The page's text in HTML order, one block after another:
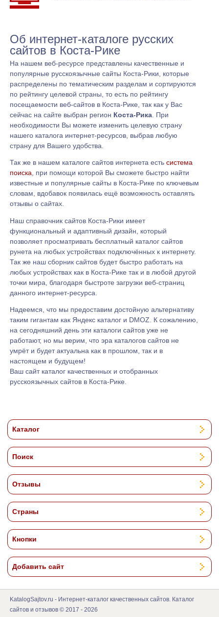
Об интернет-каталоге русских
сайтов в Коста-Рике
На нашем веб-ресурсе представлены качественные и
популярные русскоязычные сайты Коста-Рики, которые
распределены по тематическим разделам и сортируются
по рейтингу целевой страны, то есть по рейтингу
посещаемости веб-сайтов в Коста-Рике, так как у Вас
сейчас на сайте выбран регион Коста-Рика . При
необходимости Вы можете изменить целевую страну
нашего каталога интернет-ресурсов, выбрав любую
страну для Вашего удобства.
Так же в нашем каталоге сайтов интернета есть система
поиска, при помощи которой Вы сможете быстро найти
известные и популярные сайты в Коста-Рике по ключевым
словам, вдобавок появилась ещё возможность оставлять
отзывы о сайтах.
Наш справочник сайтов Коста-Рики имеет
функциональный и адаптивный дизайн, который
позволяет просматривать бесплатный каталог сайтов
рунета на любых устройствах подключённых к интернету.
Так же наш сборник сайтов будет быстро работать на
любых устройствах как в Коста-Рике так и в любой другой
точки мира, благодаря быстроте загрузки веб-страниц
данного интернет-ресурса.
Надеемся, что мы предоставим достойную альтернативу
таким гигантам как Яндекс каталог и DMOZ. К сожалению,
на сегодняшний день эти каталоги сайтов уже не
работают, но мы верим, что эра каталогов сайтов не
умрёт и будет актуальна как в прошлом, так и в
настоящем и будущем!
Ваш сайт каталог качественных и отобранных
русскоязычных сайтов в Коста-Рике.
Каталог
Поиск
Отзывы
Страны
Кнопки
Добавить сайт
KatalogSajtov.ru - Интернет-каталог качественных сайтов. Каталог
сайтов и отзывов © 2017 - 2026